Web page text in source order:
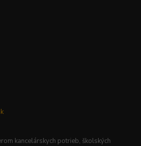
kancelárskych potrieb, školských